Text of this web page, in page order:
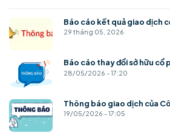
Báo cáo kết quả giao dịch
29 tháng 05, 2026
Báo cáo thay đổi sở hữu cổ
28/05/2026 - 17:20
Thông báo giao dịch của
19/05/2026 - 17:05